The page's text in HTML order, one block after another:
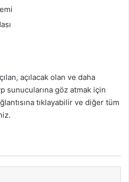
açılacak olan ve daha
sunucularına göz atmak için
tıklayabilir ve diğer tüm